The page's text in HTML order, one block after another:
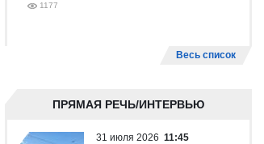
1177
Весь список
ПРЯМАЯ РЕЧЬ/ИНТЕРВЬЮ
31 июля 2026 11:45